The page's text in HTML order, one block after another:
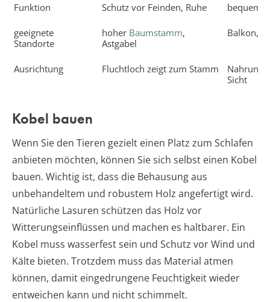
Funktion Schutz vor Feinden, Ruhe bequeme
geeignete
Standorte
hoher Baumstamm,
Astgabel
Balkon,
Ausrichtung Fluchtloch zeigt zum Stamm
Sicht
Kobel bauen
Wenn Sie den Tieren gezielt einen Platz zum Schlafen
anbieten möchten, können Sie sich selbst einen Kobel
bauen. Wichtig ist, dass die Behausung aus
unbehandeltem und robustem Holz angefertigt wird.
Natürliche Lasuren schützen das Holz vor
Witterungseinflüssen und machen es haltbarer. Ein
Kobel muss wasserfest sein und Schutz vor Wind und
Kälte bieten. Trotzdem muss das Material atmen
können, damit eingedrungene Feuchtigkeit wieder
entweichen kann und nicht schimmelt.